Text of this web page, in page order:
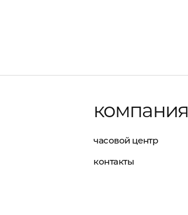
компания
часовой центр
контакты